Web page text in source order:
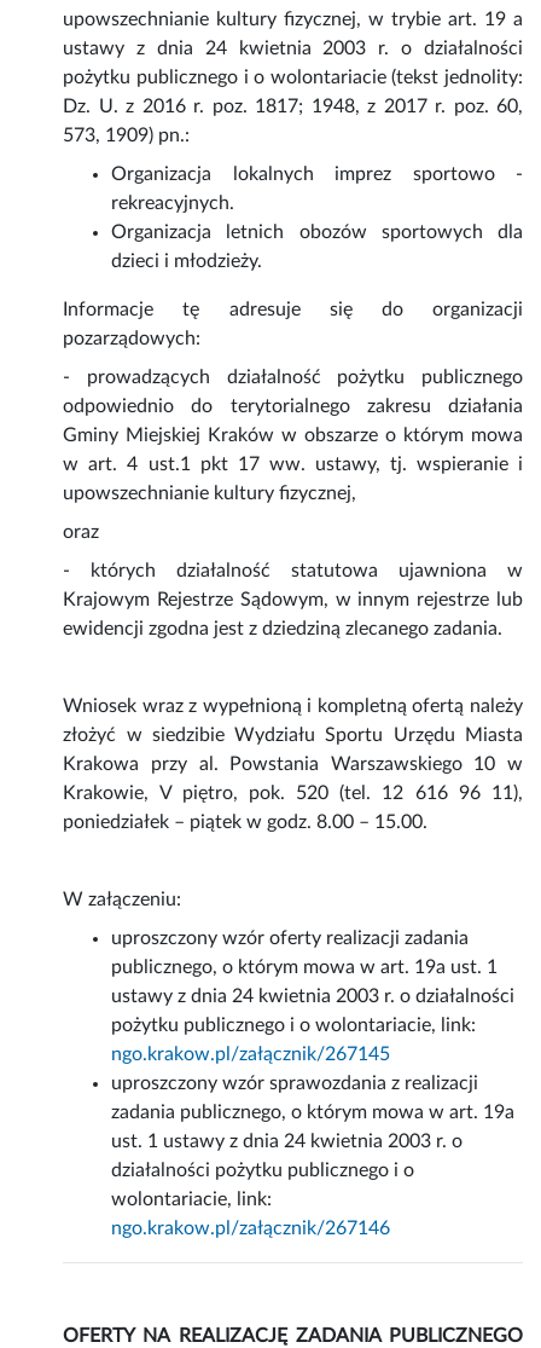
upowszechnianie kultury fizycznej, w trybie art. 19 a
ustawy z dnia 24 kwietnia 2003 r. o działalności
pożytku publicznego i o wolontariacie (tekst jednolity:
Dz. U. z 2016 r. poz. 1817; 1948, z 2017 r. poz. 60,
573, 1909) pn.:
Organizacja lokalnych imprez sportowo -
rekreacyjnych.
Organizacja letnich obozów sportowych dla
dzieci i młodzieży.
Informacje tę adresuje się do organizacji
pozarządowych:
- prowadzących działalność pożytku publicznego
odpowiednio do terytorialnego zakresu działania
Gminy Miejskiej Kraków w obszarze o którym mowa
w art. 4 ust.1 pkt 17 ww. ustawy, tj. wspieranie i
upowszechnianie kultury fizycznej,
oraz
- których działalność statutowa ujawniona w
Krajowym Rejestrze Sądowym, w innym rejestrze lub
ewidencji zgodna jest z dziedziną zlecanego zadania.
Wniosek wraz z wypełnioną i kompletną ofertą należy
złożyć w siedzibie Wydziału Sportu Urzędu Miasta
Krakowa przy al. Powstania Warszawskiego 10 w
Krakowie, V piętro, pok. 520 (tel. 12 616 96 11),
poniedziałek – piątek w godz. 8.00 – 15.00.
W załączeniu:
uproszczony wzór oferty realizacji zadania
publicznego, o którym mowa w art. 19a ust. 1
ustawy z dnia 24 kwietnia 2003 r. o działalności
pożytku publicznego i o wolontariacie, link:
ngo.krakow.pl/załącznik/267145
uproszczony wzór sprawozdania z realizacji
zadania publicznego, o którym mowa w art. 19a
ust. 1 ustawy z dnia 24 kwietnia 2003 r. o
działalności pożytku publicznego i o
wolontariacie, link:
ngo.krakow.pl/załącznik/267146
OFERTY NA REALIZACJĘ ZADANIA PUBLICZNEGO